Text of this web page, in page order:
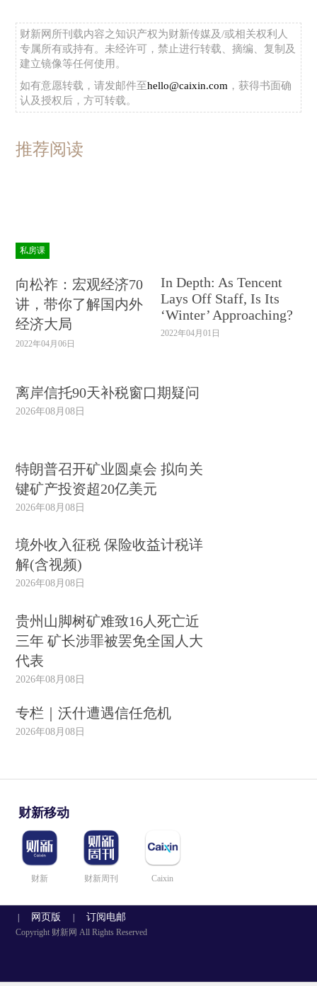
财新网所刊载内容之知识产权为财新传媒及/或相关权利人
专属所有或持有。未经许可，禁止进行转载、摘编、复制及
建立镜像等任何使用。
如有意愿转载，请发邮件至hello@caixin.com ，获得书面确
认及授权后，方可转载。
推荐阅读
私房课
向松祚：宏观经济70
讲，带你了解国内外
经济大局
2022年04月06日
In Depth: As Tencent
Lays Off Staff, Is Its
‘Winter’ Approaching?
2022年04月01日
离岸信托90天补税窗口期疑问
2026年08月08日
特朗普召开矿业圆桌会 拟向关
键矿产投资超20亿美元
2026年08月08日
境外收入征税 保险收益计税详
解(含视频)
2026年08月08日
贵州山脚树矿难致16人死亡近
三年 矿长涉罪被罢免全国人大
代表
2026年08月08日
专栏｜沃什遭遇信任危机
2026年08月08日
财新移动
财新 财新周刊 Caixin
网页版 订阅电邮
Copyright 财新网 All Rights Reserved